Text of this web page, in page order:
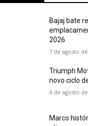
Bajaj bate
2026
7 de agosto
Triumph
novo ciclo
6 de agosto
Marco